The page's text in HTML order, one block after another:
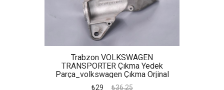
Trabzon VOLKSWAGEN
TRANSPORTER Çıkma Yedek
Parça_volkswagen Çıkma Orjinal
Yedek Parça Passat Otomatik
₺29 ₺36.25